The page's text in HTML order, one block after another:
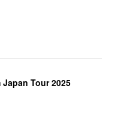
Tour 2025